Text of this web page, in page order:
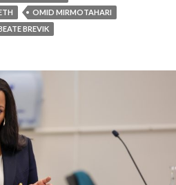
OMID MIRMOTAHARI
BREVIK